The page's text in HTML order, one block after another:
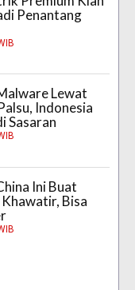
Penantang
Lewat
Indonesia
Sasaran
Ini Buat
Bisa